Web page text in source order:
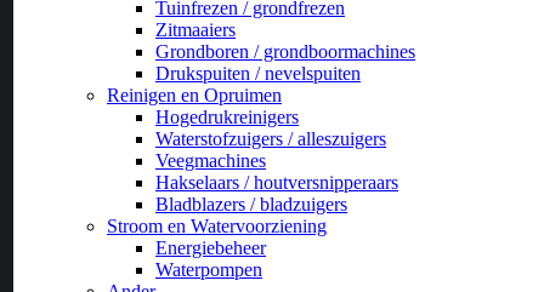
Tuinfrezen / grondfrezen
Zitmaaiers
Grondboren / grondboormachines
Drukspuiten / nevelspuiten
Reinigen en Opruimen
Hogedrukreinigers
Waterstofzuigers / alleszuigers
Veegmachines
Hakselaars / houtversnipperaars
Bladblazers / bladzuigers
Stroom en Watervoorziening
Energiebeheer
Waterpompen